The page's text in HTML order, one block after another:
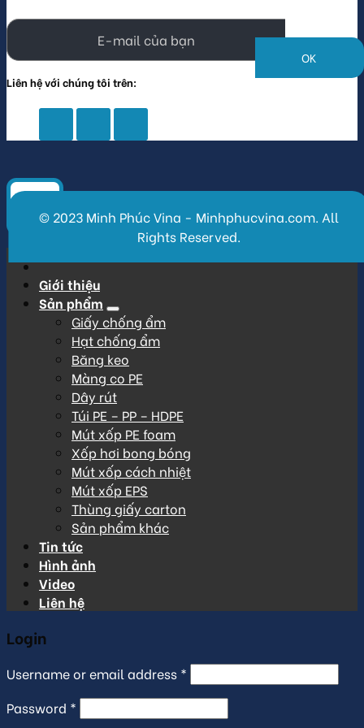
Liên hệ với chúng tôi trên:
© 2023 Minh Phúc Vina - Minhphucvina.com. All
Rights Reserved.
Giới thiệu
Sản phẩm
Giấy chống ẩm
Hạt chống ẩm
Băng keo
Màng co PE
Dây rút
Túi PE – PP – HDPE
Mút xốp PE foam
Xốp hơi bong bóng
Mút xốp cách nhiệt
Mút xốp EPS
Thùng giấy carton
Sản phẩm khác
Tin tức
Hình ảnh
Video
Liên hệ
Login
Username or email address *
Password *